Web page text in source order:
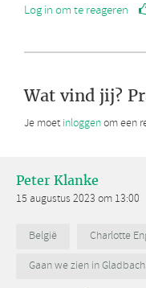
Log in om te reageren
Wat vind jij?
Je moet inloggenom een
Peter Klanke
15 augustus 2023 om 13:00
België Charlotte
Gaan we zien in Gladbach